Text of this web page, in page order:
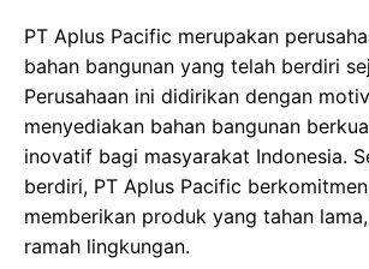
PT Aplus Pacific merupakan
bahan bangunan yang telah berdiri
Perusahaan ini didirikan dengan
menyediakan bahan bangunan
inovatif bagi masyarakat Indonesia.
berdiri, PT Aplus Pacific
memberikan produk yang tahan
ramah lingkungan.